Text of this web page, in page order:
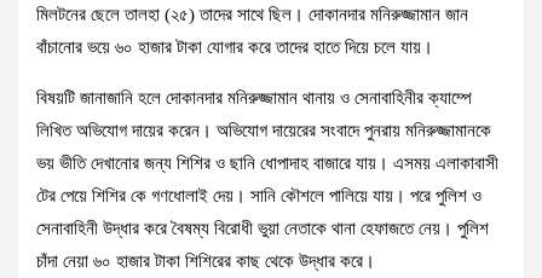
মিলটনের ছেলে তালহা (২৫) তাদের সাথে ছিল। দোকানদার মনিরুজ্জামান জান
বাঁচানোর ভয়ে ৬০ হাজার টাকা যোগার করে তাদের হাতে দিয়ে চলে যায়।
বিষয়টি জানাজানি হলে দোকানদার মনিরুজ্জামান থানায় ও সেনাবাহিনীর ক্যাম্পে
লিখিত অভিযোগ দায়ের করেন। অভিযোগ দায়েরের সংবাদে পুনরায় মনিরুজ্জামানকে
ভয় ভীতি দেখানোর জন্য শিশির ও ছানি ধোপাদাহ বাজারে যায়। এসময় এলাকাবাসী
টের পেয়ে শিশির কে গণধোলাই দেয়। সানি কৌশলে পালিয়ে যায়। পরে পুলিশ ও
সেনাবাহিনী উদ্ধার করে বৈষম্য বিরোধী ভুয়া নেতাকে থানা হেফাজতে নেয়। পুলিশ
চাঁদা নেয়া ৬০ হাজার টাকা শিশিরের কাছ থেকে উদ্ধার করে।